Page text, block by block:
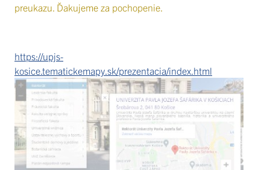
preukazu. Ďakujeme za pochopenie.
https://upjs-
kosice.tematickemapy.sk/prezentacia/index.html